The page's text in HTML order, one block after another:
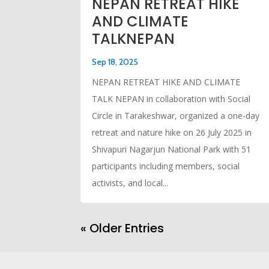
NEPAN RETREAT HIKE
AND CLIMATE
TALKNEPAN
Sep 18, 2025
NEPAN RETREAT HIKE AND CLIMATE
TALK NEPAN in collaboration with Social
Circle in Tarakeshwar, organized a one-day
retreat and nature hike on 26 July 2025 in
Shivapuri Nagarjun National Park with 51
participants including members, social
activists, and local...
« Older Entries